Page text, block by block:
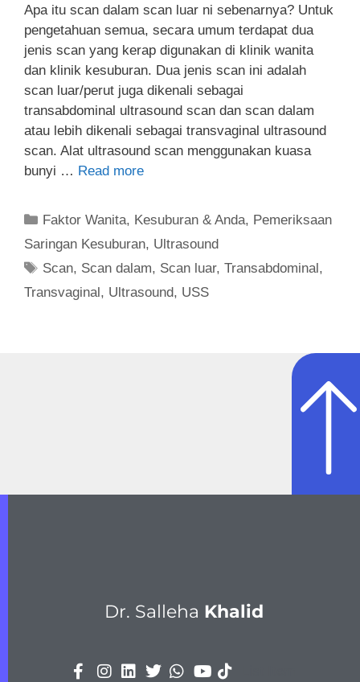
Apa itu scan dalam scan luar ni sebenarnya? Untuk
pengetahuan semua, secara umum terdapat dua
jenis scan yang kerap digunakan di klinik wanita
dan klinik kesuburan. Dua jenis scan ini adalah
scan luar/perut juga dikenali sebagai
transabdominal ultrasound scan dan scan dalam
atau lebih dikenali sebagai transvaginal ultrasound
scan. Alat ultrasound scan menggunakan kuasa
bunyi … Read more
Faktor Wanita, Kesuburan & Anda, Pemeriksaan
Saringan Kesuburan, Ultrasound
Scan, Scan dalam, Scan luar,Transabdominal,
Transvaginal, Ultrasound, USS
Dr. Salleha Khalid